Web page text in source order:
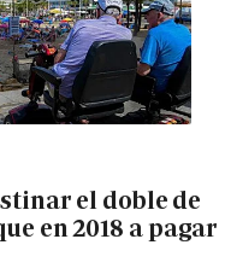
el doble de
en 2018 a pagar